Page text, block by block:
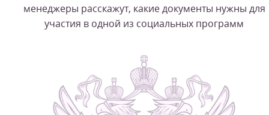
менеджеры расскажут, какие документы нужны для
участия в одной из социальных программ